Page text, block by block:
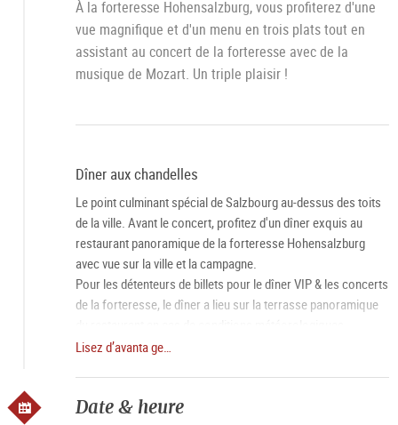
À la forteresse Hohensalzburg, vous profiterez d'une
vue magnifique et d'un menu en trois plats tout en
assistant au concert de la forteresse avec de la
musique de Mozart. Un triple plaisir !
Dîner aux chandelles
Le point culminant spécial de Salzbourg au-dessus des toits
de la ville. Avant le concert, profitez d'un dîner exquis au
restaurant panoramique de la forteresse Hohensalzburg
avec vue sur la ville et la campagne.
Pour les détenteurs de billets pour le dîner VIP & les concerts
de la forteresse, le dîner a lieu sur la terrasse panoramique
favorables.
L'Ensemble Mozart de Salzbourg et l'Orchestre de chambre
Lisez d’avanta ge…
Date & heure